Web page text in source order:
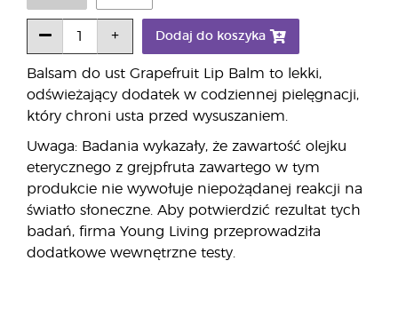
Balsam do ust Grapefruit Lip Balm to lekki,
odświeżający dodatek w codziennej pielęgnacji,
który chroni usta przed wysuszaniem.
Uwaga: Badania wykazały, że zawartość olejku
eterycznego z grejpfruta zawartego w tym
produkcie nie wywołuje niepożądanej reakcji na
światło słoneczne. Aby potwierdzić rezultat tych
badań, firma Young Living przeprowadziła
dodatkowe wewnętrzne testy.
Dodaj do koszyka